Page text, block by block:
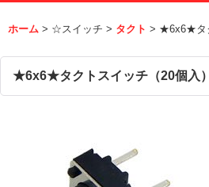
ホーム > ☆スイッチ > タクト > ★6x6★タ
★6x6★タクトスイッチ（20個入）